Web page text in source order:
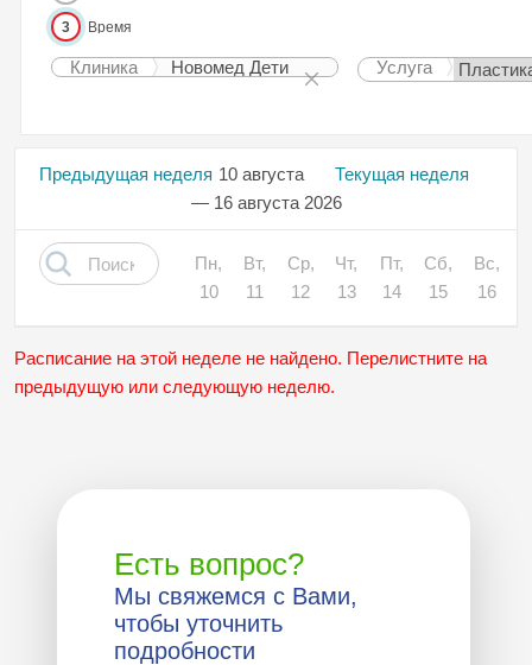
3 Время
Клиника Новомед Дети Услуга
Текущая неделя
Предыдущая неделя 10 августа
— 16 августа 2026
Пн,
10
Вт,
11
Ср,
12
Чт,
13
Пт,
14
Сб,
15
Вс,
16
Расписание на этой неделе не найдено. Перелистните на
предыдущую или следующую неделю.
Есть вопрос?
Мы свяжемся с Вами,
чтобы уточнить
подробности